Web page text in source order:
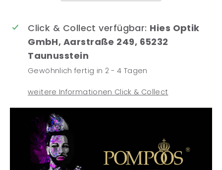
Click & Collect verfügbar: Hies Optik
GmbH, Aarstraße 249, 65232
Taunusstein
Gewöhnlich fertig in 2 - 4 Tagen
weitere Informationen Click & Collect